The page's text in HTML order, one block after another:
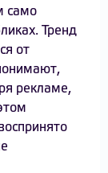
само
Тренд
от
рекламе,